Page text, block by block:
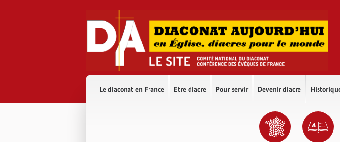
Le diaconat en France Etre diacre Pour servir Devenir diacre